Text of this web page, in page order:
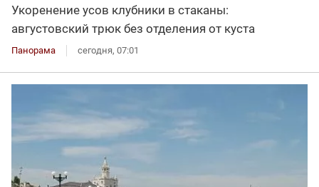
Укоренение усов клубники в стаканы:
августовский трюк без отделения от куста
Панорама сегодня, 07:01